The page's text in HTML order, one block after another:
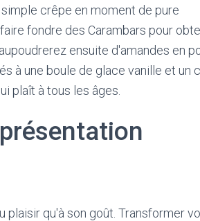
crêpe en moment de pure
fondre des Carambars pour
ensuite d'amandes en
à une boule de glace vanille et un
plaît à tous les âges.
plaisir qu'à son goût. Transformer